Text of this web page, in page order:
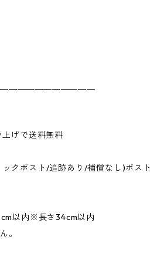
げで送料無料
クポスト/追跡あり/補償なし)ポスト
以内※長さ34cm以内
。